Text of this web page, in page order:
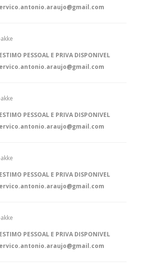
PESSOAL E PRIVA DISPONIVEL
PESSOAL E PRIVA DISPONIVEL
PESSOAL E PRIVA DISPONIVEL
PESSOAL E PRIVA DISPONIVEL